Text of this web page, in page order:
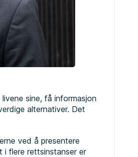
sine, få informasjon
alternativer. Det
ved å presentere
i flere rettsinstanser er